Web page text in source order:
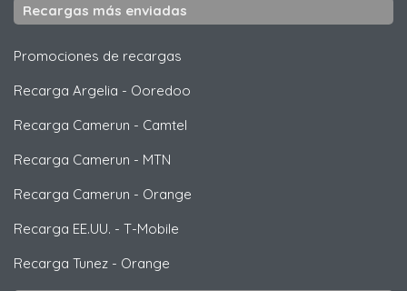
Recargas más enviadas
Promociones de recargas
Recarga Argelia - Ooredoo
Recarga Camerun - Camtel
Recarga Camerun - MTN
Recarga Camerun - Orange
Recarga EE.UU. - T-Mobile
Recarga Tunez - Orange